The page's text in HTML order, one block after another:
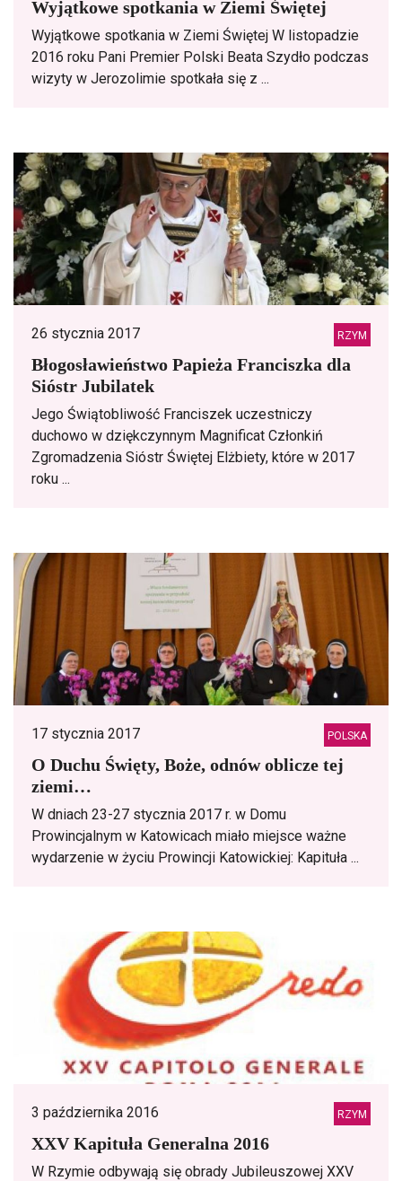
Wyjątkowe spotkania w Ziemi Świętej
Wyjątkowe spotkania w Ziemi Świętej W listopadzie
2016 roku Pani Premier Polski Beata Szydło podczas
wizyty w Jerozolimie spotkała się z ...
26 stycznia 2017 RZYM
Błogosławieństwo Papieża Franciszka dla
Sióstr Jubilatek
Jego Świątobliwość Franciszek uczestniczy
duchowo w dziękczynnym Magnificat Członkiń
Zgromadzenia Sióstr Świętej Elżbiety, które w 2017
roku ...
17 stycznia 2017 POLSKA
O Duchu Święty, Boże, odnów oblicze tej
ziemi…
W dniach 23-27 stycznia 2017 r. w Domu
Prowincjalnym w Katowicach miało miejsce ważne
wydarzenie w życiu Prowincji Katowickiej: Kapituła ...
3 października 2016 RZYM
XXV Kapituła Generalna 2016
W Rzymie odbywają się obrady Jubileuszowej XXV